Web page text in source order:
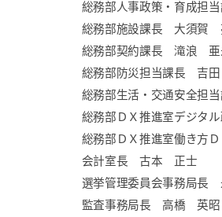
総務部人事政策・育成担
総務部施設課長 大須賀
総務部契約課長 滝浪 亜
総務部防災担当課長 吉
総務部生活・交通安全担
総務部ＤＸ推進室デジタ
総務部ＤＸ推進室働き方
会計室長 古本 正士
選挙管理委員会事務局
監査事務局長 高橋 英昭